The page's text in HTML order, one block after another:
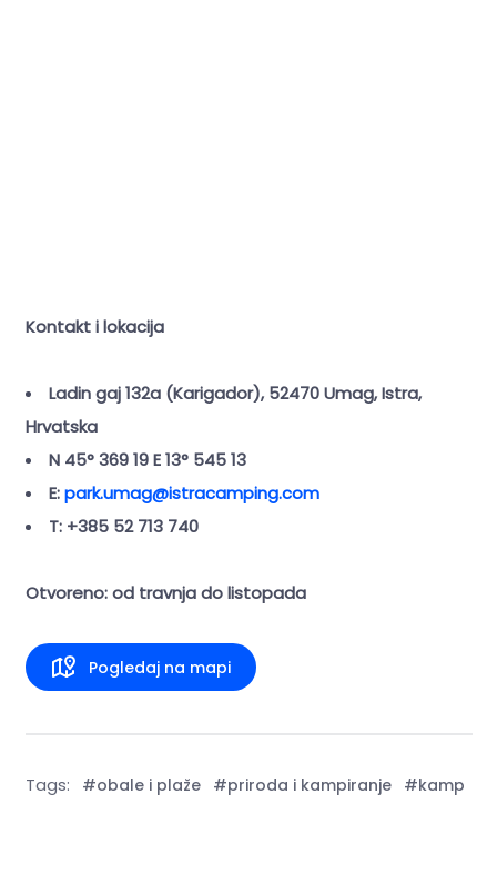
Kontakt i lokacija
Ladin gaj 132a (Karigador), 52470 Umag, Istra,
Hrvatska
N 45° 369 19 E 13° 545 13
E:park.umag@istracamping.com
T: +385 52 713 740
Otvoreno: od travnja do listopada
Pogledaj na mapi
Tags: #obale i plaže #priroda i kampiranje #kamp